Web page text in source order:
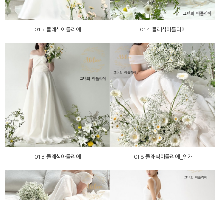
015 클래식아틀리에 014 클래식아틀리에
013 클래식아틀리에
013 클래식아틀리에
018 클래식아틀리에_안개
018 클래식아틀리에_안개